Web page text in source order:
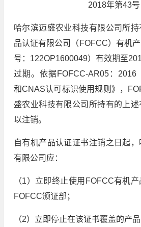
2018年第43号
哈尔滨迈盛农业科技有限公司所
品认证有限公司（FOFCC）有机
号：122OP1600049）有效期至
过期。依据FOFCC-AR05：2016
和CNAS认可标识使用规则》，
盛农业科技有限公司所持有的上
以注销。
自有机产品认证证书注销之日起
有限公司应：
（1）立即终止使用FOFCC有机
FOFCC颁证部；
（2）立即停止在该证书覆盖的产